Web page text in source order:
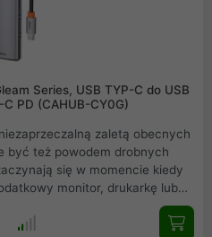
Series, USB TYP-C do USB
PD (CAHUB-CY0G)
zaletą obecnych
być też powodem drobnych
się w momencie kiedy
monitor, drukarkę lub